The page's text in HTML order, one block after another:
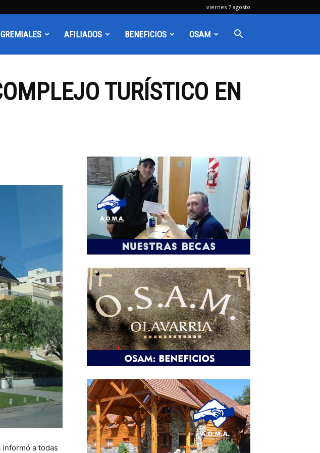
viernes 7 agosto
GREMIALES AFILIADOS BENEFICIOS OSAM
TURÍSTICO EN
a todas